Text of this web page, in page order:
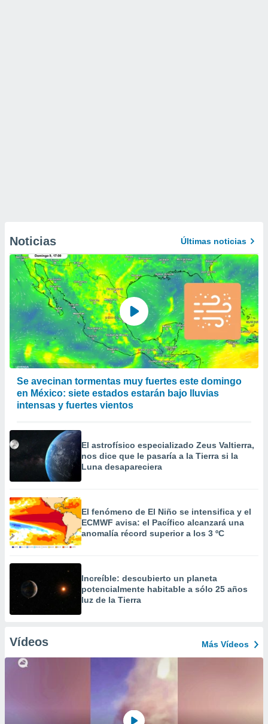
Noticias Últimas noticias
Se avecinan tormentas muy fuertes este domingo
en México: siete estados estarán bajo lluvias
intensas y fuertes vientos
El astrofísico especializado Zeus Valtierra,
nos dice que le pasaría a la Tierra si la
Luna desapareciera
El fenómeno de El Niño se intensifica y el
ECMWF avisa: el Pacífico alcanzará una
anomalía récord superior a los 3 ºC
Increíble: descubierto un planeta
potencialmente habitable a sólo 25 años
luz de la Tierra
Vídeos Más Vídeos